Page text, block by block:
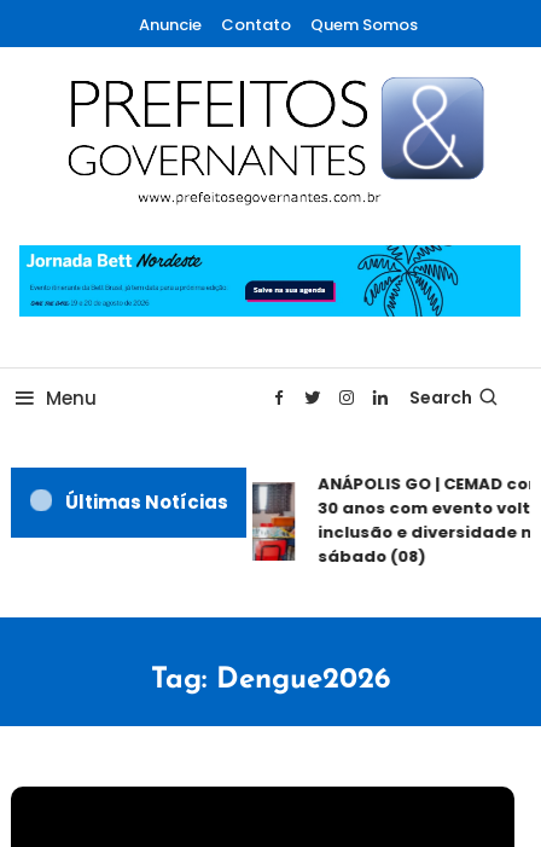
To
Content
Anuncie Contato Quem Somos
Prefeitos & Governantes
Menu Search
Últimas Notícias
ANÁPOLIS GO | CEMAD
30 anos com evento
inclusão e diversidade
sábado (08)
Tag: Dengue2026